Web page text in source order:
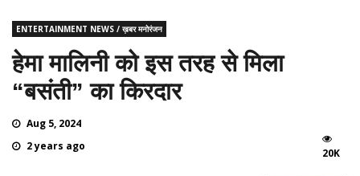
ENTERTAINMENT NEWS / ख़बर मनोरंजन
हेमा मालिनी को इस तरह से मिला
“बसंती” का किरदार
Aug 5, 2024
2 years ago
20K